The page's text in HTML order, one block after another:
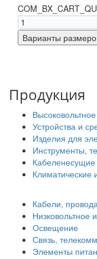
Продукция
Устройства и
Изделия для
Инструменты,
Кабели,
Низковольтное
Освещение
Связь,
Элементы